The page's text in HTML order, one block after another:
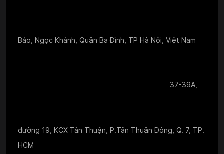
Bảo, Ngọc Khánh, Quận Ba Đình, TP Hà Nội, Việt Nam
37-39A,
đường 19, KCX Tân Thuận, P.Tân Thuận Đông, Q. 7, TP.
HCM